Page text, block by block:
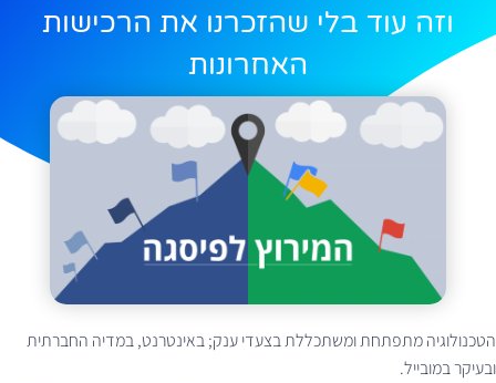
וזה עוד בלי שהזכרנו את הרכישות
האחרונות
הטכנולוגיה מתפתחת ומשתכללת בצעדי ענק; באינטרנט, במדיה החברתית
ובעיקר במובייל.